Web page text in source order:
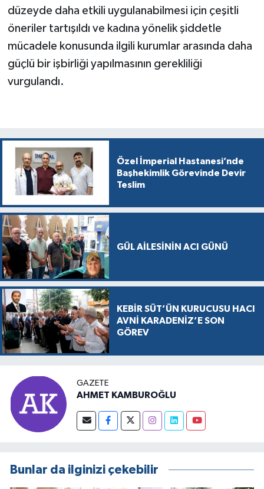
düzeyde daha etkili uygulanabilmesi için çeşitli
öneriler tartışıldı ve kadına yönelik şiddetle
mücadele konusunda ilgili kurumlar arasında daha
güçlü bir işbirliği yapılmasının gerekliliği
vurgulandı.
Özel İmperial Hastanesi’nde
Başhekimlik Görevinde Devir
Teslim
GÜL AİLESİNİN ACI GÜNÜ
KEBİR SÜT’ÜN KURUCUSU HACI
AVNİ KARADENİZ’E SON
GÖREV
GAZETE
AHMET KAMBUROĞLU
Bunlar da ilginizi çekebilir